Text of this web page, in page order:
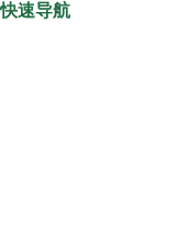
快速导航